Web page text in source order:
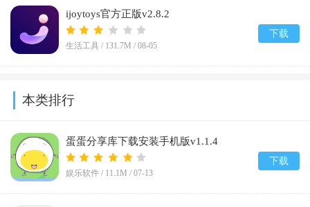
ijoytoys官方正版v2.8.2
生活工具 / 131.7M / 08-05
下载
本类排行
蛋蛋分享库下载安装手机版v1.1.4
娱乐软件 / 11.1M / 07-13
下载